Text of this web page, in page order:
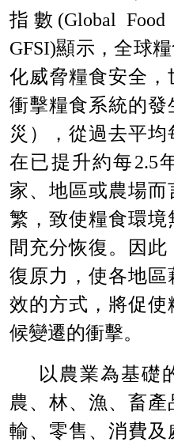
指數 (Global Food
GFSI)顯示，全球
化威脅糧食安全
衝擊糧食系統的
災），從過去平均
在已提升約每2.5
家、地區或農場
繁，致使糧食環境
間充分恢復。因
復原力，使各地
效的方式，將促
候變遷的衝擊。
以農業為基礎
農、林、漁、畜
輸、零售、消費